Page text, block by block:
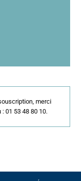
merci
01 53 48 80 10.